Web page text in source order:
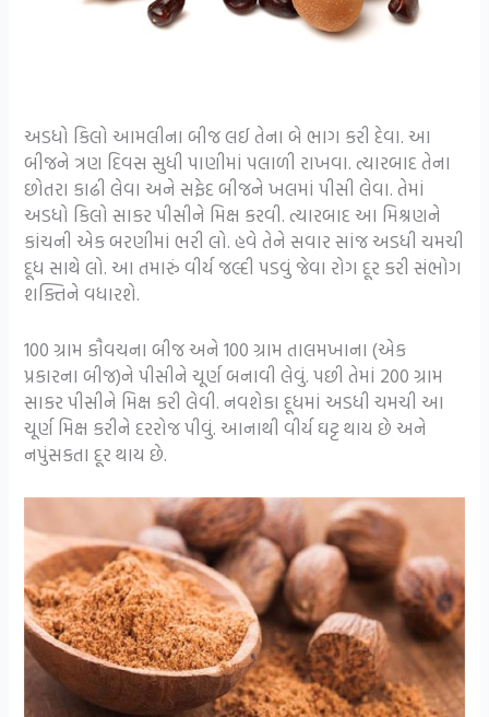
અડધો કિલો આમલીના બીજ લઈ તેના બે ભાગ કરી દેવા. આ
બીજને ત્રણ દિવસ સુધી પાણીમાં પલાળી રાખવા. ત્યારબાદ તેના
છોતરા કાઢી લેવા અને સફેદ બીજને ખલમાં પીસી લેવા. તેમાં
અડધો કિલો સાકર પીસીને મિક્ષ કરવી. ત્યારબાદ આ મિશ્રણને
કાંચની એક બરણીમાં ભરી લો. હવે તેને સવાર સાંજ અડધી ચમચી
દૂધ સાથે લો. આ તમારું વીર્ય જલ્દી પડવું જેવા રોગ દૂર કરી સંભોગ
શક્તિને વધારશે.
100 ગ્રામ કૌવચના બીજ અને 100 ગ્રામ તાલમખાના (એક
પ્રકારના બીજ)ને પીસીને ચૂર્ણ બનાવી લેવું. પછી તેમાં 200 ગ્રામ
સાકર પીસીને મિક્ષ કરી લેવી. નવશેકા દૂધમાં અડધી ચમચી આ
ચૂર્ણ મિક્ષ કરીને દરરોજ પીવું. આનાથી વીર્ય ઘટ્ટ થાય છે અને
નપુંસકતા દૂર થાય છે.